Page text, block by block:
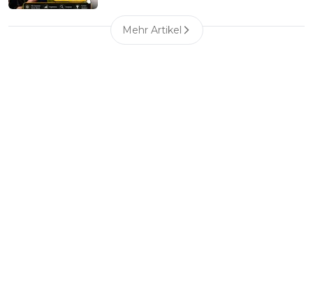
Mehr Artikel